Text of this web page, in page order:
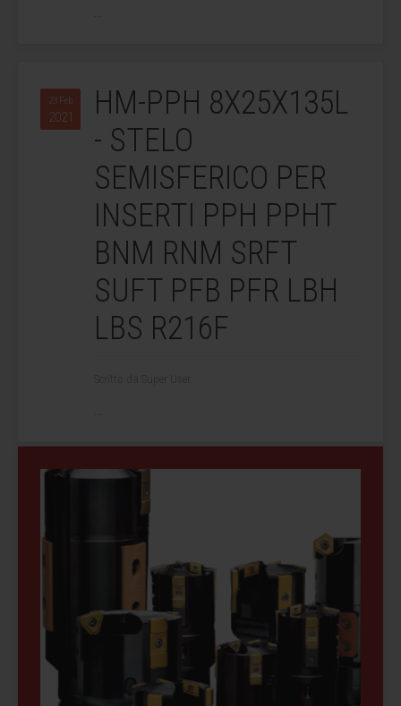
23 Feb
2021
HM-PPH 8X25X135L
- STELO
SEMISFERICO PER
INSERTI PPH PPHT
BNM RNM SRFT
SUFT PFB PFR LBH
LBS R216F